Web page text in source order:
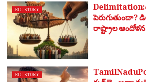
BIG STORY
పెరుగుతుందా?
రాష్ట్రాల ఆందోళన
BIG STORY